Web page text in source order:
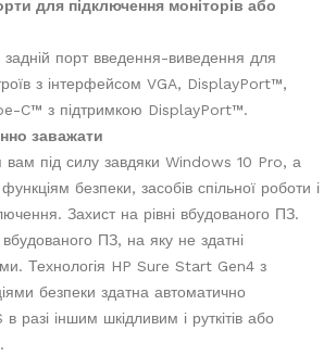
для підключення моніторів або
задній порт введення-виведення для
з інтерфейсом VGA, DisplayPort™,
C™ з підтримкою DisplayPort™.
заважати
вам під силу завдяки Windows 10 Pro, а
безпеки, засобів спільної роботи і
Захист на рівні вбудованого ПЗ.
ПЗ, на яку не здатні
Технологія HP Sure Start Gen4 з
безпеки здатна автоматично
разі іншим шкідливим і руткітів або